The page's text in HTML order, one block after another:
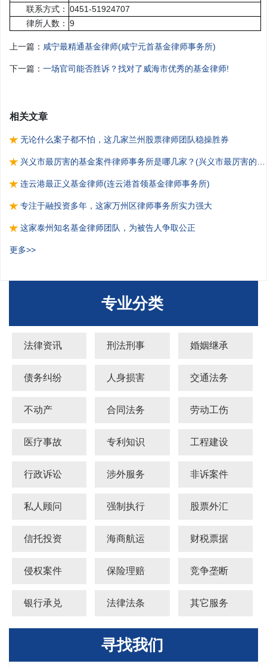
专业分类
法律资讯 刑法刑事 婚姻继承
债务纠纷 人身损害 交通法务
不动产 合同法务 劳动工伤
医疗事故 专利知识 工程建设
行政诉讼 涉外服务 非诉案件
私人顾问 强制执行 股票外汇
信托投资 海商航运 财税票据
侵权案件 保险理赔 竞争垄断
银行承兑 法律法条 其它服务
寻找我们
联系方式： 0451-51924707
律所人数： 9
上一篇： 咸宁最精通基金律师(咸宁元首基金律师事务所)
下一篇： 一场官司能否胜诉？找对了威海市优秀的基金律师!
相关文章
无论什么案子都不怕，这几家兰州股票律师团队稳操胜券
兴义市最厉害的基金案件律师事务所是哪几家？(兴义市最厉害的基
连云港最正义基金律师(连云港首领基金律师事务所)
专注于融投资多年，这家万州区律师事务所实力强大
这家泰州知名基金律师团队，为被告人争取公正
更多>>